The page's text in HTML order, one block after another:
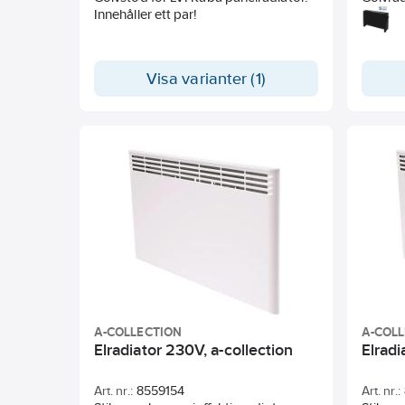
Innehåller ett par!
Visa varianter (1)
där du
den
800/
A-COLLECTION
Elradiator 230V, a-collection
Art. nr.: 8559154
A-
Art. nr.: